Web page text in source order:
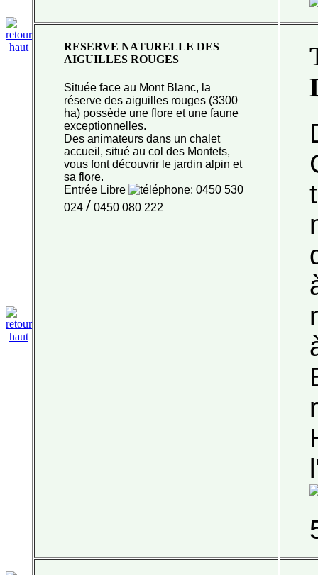
RESERVE NATURELLE DES
AIGUILLES ROUGES
Située face au Mont Blanc, la
réserve des aiguilles rouges (3300
ha) possède une flore et une faune
exceptionnelles.
Des animateurs dans un chalet
accueil, situé au col des Montets,
vous font découvrir le jardin alpin et
sa flore.
Entrée Libre
: 0450 530
024 / 0450 080 222